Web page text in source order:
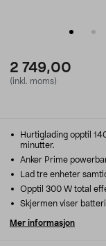
2 749,00
(inkl. moms)
Hurtiglading opptil
minutter.
Anker Prime
Lad tre enheter
Opptil 300 W total
Skjermen viser
Mer informasjon